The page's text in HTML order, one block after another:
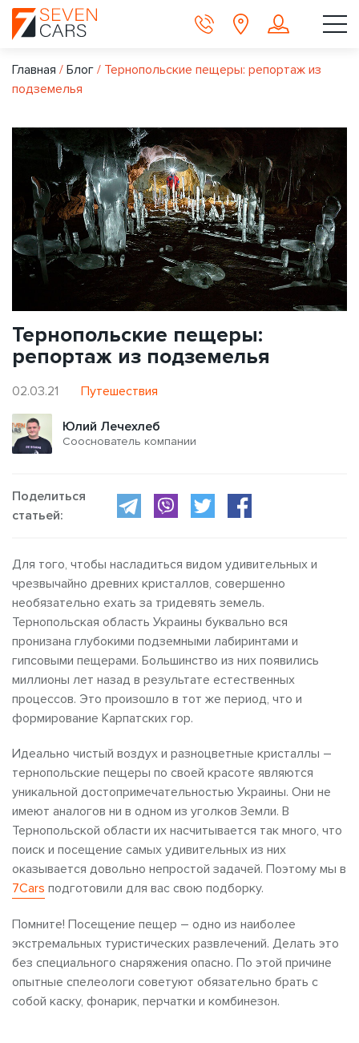
Главная / Блог / Тернопольские пещеры: репортаж из
подземелья
Тернопольские пещеры:
репортаж из подземелья
02.03.21 Путешествия
Юлий Лечехлеб
Сооснователь компании
Поделиться
статьей:
Для того, чтобы насладиться видом удивительных и
чрезвычайно древних кристаллов, совершенно
необязательно ехать за тридевять земель.
Тернопольская область Украины буквально вся
пронизана глубокими подземными лабиринтами и
гипсовыми пещерами. Большинство из них появились
миллионы лет назад в результате естественных
процессов. Это произошло в тот же период, что и
формирование Карпатских гор.
Идеально чистый воздух и разноцветные кристаллы –
тернопольские пещеры по своей красоте являются
уникальной достопримечательностью Украины. Они не
имеют аналогов ни в одном из уголков Земли. В
Тернопольской области их насчитывается так много, что
поиск и посещение самых удивительных из них
оказывается довольно непростой задачей. Поэтому мы в
7Cars подготовили для вас свою подборку.
Помните! Посещение пещер – одно из наиболее
экстремальных туристических развлечений. Делать это
без специального снаряжения опасно. По этой причине
опытные спелеологи советуют обязательно брать с
собой каску, фонарик, перчатки и комбинезон.